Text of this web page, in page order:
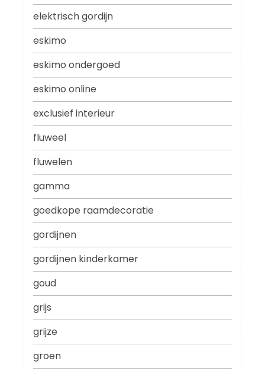
elektrisch gordijn
eskimo
eskimo ondergoed
eskimo online
exclusief interieur
fluweel
fluwelen
gamma
goedkope raamdecoratie
gordijnen
gordijnen kinderkamer
goud
grijs
grijze
groen